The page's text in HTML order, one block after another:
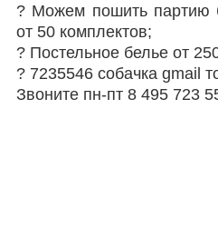
? Можем пошить партию
от 50 комплектов;
? Постельное белье от
? 7235546 собачка gmail
Звоните пн-пт 8 495 723